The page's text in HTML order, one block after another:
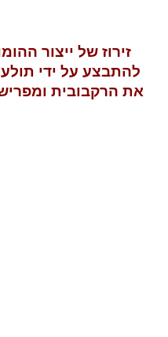
זירוז של ייצור
להתבצע על ידי
את הרקבובית